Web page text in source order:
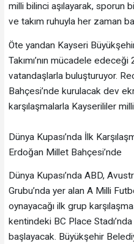
milli bilinci aşılayarak, sporun
ve takım ruhuyla her zaman
Öte yandan Kayseri
Takımı’nın mücadele edeceği
vatandaşlarla buluşturuyor.
Bahçesi’nde kurulacak dev
karşılaşmalarla Kayserililer
Dünya Kupası’nda İlk
Erdoğan Millet Bahçesi’nde
Dünya Kupası’nda ABD,
Grubu’nda yer alan A Milli
oynayacağı ilk grup
kentindeki BC Place
başlayacak. Büyükşehir